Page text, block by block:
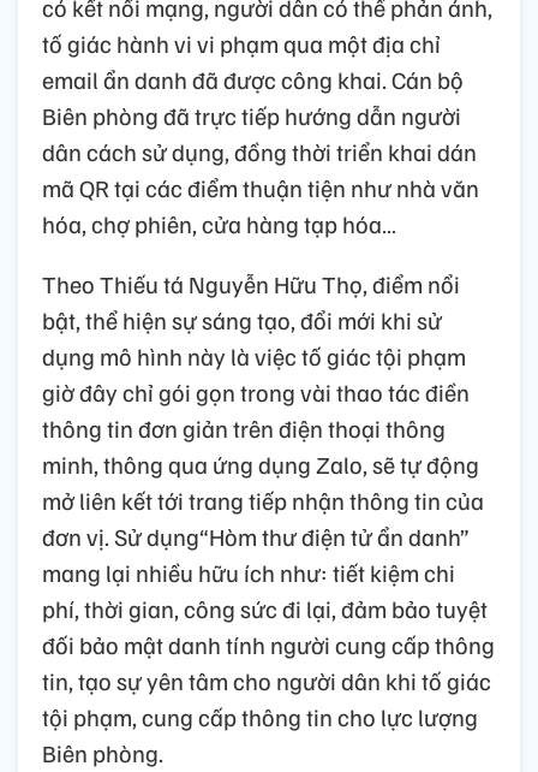
có kết nối mạng, người dân có thể phản ánh,
tố giác hành vi vi phạm qua một địa chỉ
email ẩn danh đã được công khai. Cán bộ
Biên phòng đã trực tiếp hướng dẫn người
dân cách sử dụng, đồng thời triển khai dán
mã QR tại các điểm thuận tiện như nhà văn
hóa, chợ phiên, cửa hàng tạp hóa…
Theo Thiếu tá Nguyễn Hữu Thọ, điểm nổi
bật, thể hiện sự sáng tạo, đổi mới khi sử
dụng mô hình này là việc tố giác tội phạm
giờ đây chỉ gói gọn trong vài thao tác điền
thông tin đơn giản trên điện thoại thông
minh, thông qua ứng dụng Zalo, sẽ tự động
mở liên kết tới trang tiếp nhận thông tin của
đơn vị. Sử dụng“Hòm thư điện tử ẩn danh”
mang lại nhiều hữu ích như: tiết kiệm chi
phí, thời gian, công sức đi lại, đảm bảo tuyệt
đối bảo mật danh tính người cung cấp thông
tin, tạo sự yên tâm cho người dân khi tố giác
tội phạm, cung cấp thông tin cho lực lượng
Biên phòng.